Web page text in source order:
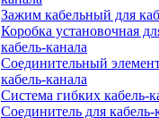
Зажим кабельный для
Коробка установочная
кабель-канала
Соединительный
кабель-канала
Система гибких кабель-
Соединитель для кабель-